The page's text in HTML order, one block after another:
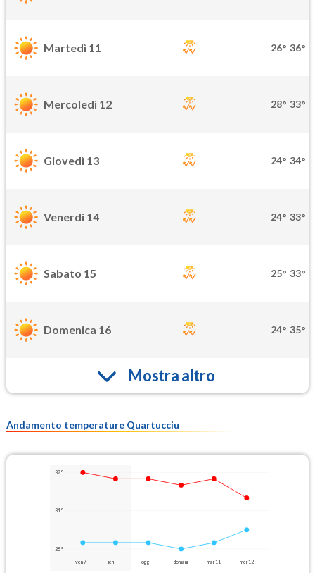
Martedì 11 26° 36°
Mercoledì 12 28° 33°
Giovedì 13 24° 34°
Venerdì 14 24° 33°
Sabato 15 25° 33°
Domenica 16 24° 35°
Mostra altro
Andamento temperature Quartucciu
37°
31°
25°
ven 7 ieri oggi domani mar 11 mer 12